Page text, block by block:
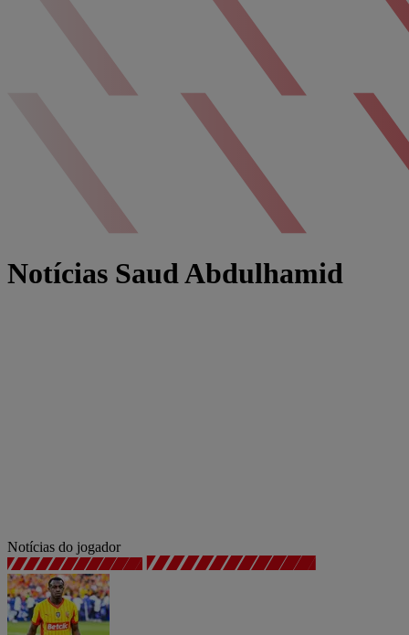
Notícias Saud Abdulhamid
Notícias do jogador